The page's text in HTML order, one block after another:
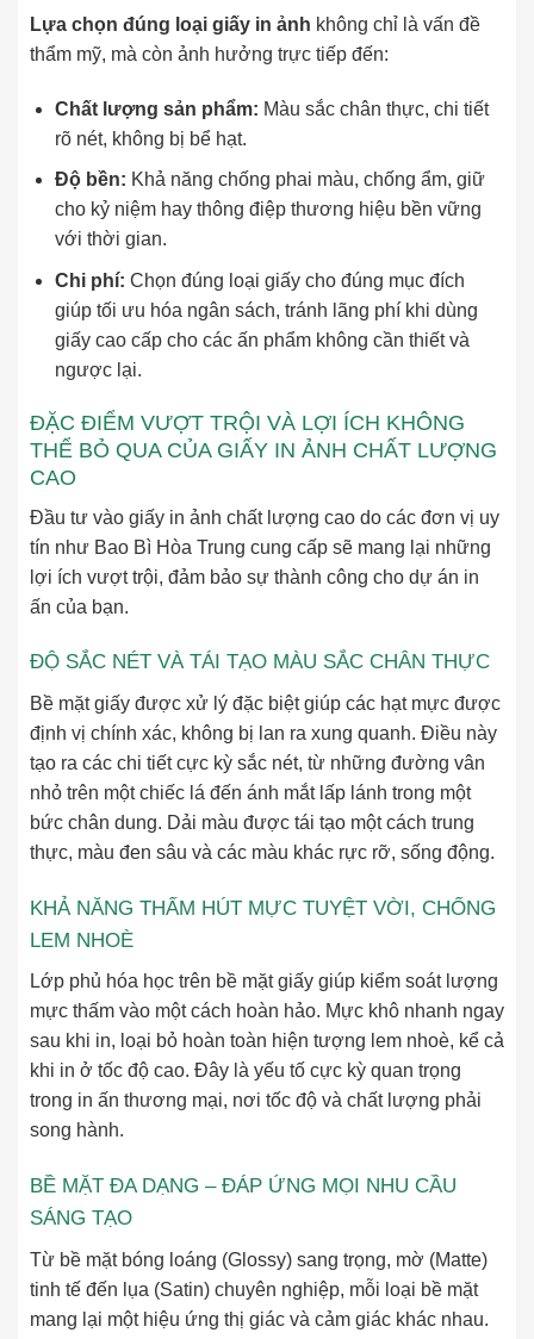
Lựa chọn đúng loại giấy in ảnh không chỉ là vấn đề
thẩm mỹ, mà còn ảnh hưởng trực tiếp đến:
Chất lượng sản phẩm: Màu sắc chân thực, chi tiết
rõ nét, không bị bể hạt.
Độ bền: Khả năng chống phai màu, chống ẩm, giữ
cho kỷ niệm hay thông điệp thương hiệu bền vững
với thời gian.
Chi phí: Chọn đúng loại giấy cho đúng mục đích
giúp tối ưu hóa ngân sách, tránh lãng phí khi dùng
giấy cao cấp cho các ấn phẩm không cần thiết và
ngược lại.
ĐẶC ĐIỂM VƯỢT TRỘI VÀ LỢI ÍCH KHÔNG
THỂ BỎ QUA CỦA GIẤY IN ẢNH CHẤT LƯỢNG
CAO
Đầu tư vào giấy in ảnh chất lượng cao do các đơn vị uy
tín như Bao Bì Hòa Trung cung cấp sẽ mang lại những
lợi ích vượt trội, đảm bảo sự thành công cho dự án in
ấn của bạn.
ĐỘ SẮC NÉT VÀ TÁI TẠO MÀU SẮC CHÂN THỰC
Bề mặt giấy được xử lý đặc biệt giúp các hạt mực được
định vị chính xác, không bị lan ra xung quanh. Điều này
tạo ra các chi tiết cực kỳ sắc nét, từ những đường vân
nhỏ trên một chiếc lá đến ánh mắt lấp lánh trong một
bức chân dung. Dải màu được tái tạo một cách trung
thực, màu đen sâu và các màu khác rực rỡ, sống động.
KHẢ NĂNG THẤM HÚT MỰC TUYỆT VỜI, CHỐNG
LEM NHOÈ
Lớp phủ hóa học trên bề mặt giấy giúp kiểm soát lượng
mực thấm vào một cách hoàn hảo. Mực khô nhanh ngay
sau khi in, loại bỏ hoàn toàn hiện tượng lem nhoè, kể cả
khi in ở tốc độ cao. Đây là yếu tố cực kỳ quan trọng
trong in ấn thương mại, nơi tốc độ và chất lượng phải
song hành.
BỀ MẶT ĐA DẠNG – ĐÁP ỨNG MỌI NHU CẦU
SÁNG TẠO
Từ bề mặt bóng loáng (Glossy) sang trọng, mờ (Matte)
tinh tế đến lụa (Satin) chuyên nghiệp, mỗi loại bề mặt
mang lại một hiệu ứng thị giác và cảm giác khác nhau.